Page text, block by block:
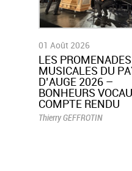
01 Août 2026
LES PROMENADES
MUSICALES DU
D’AUGE 2026 –
BONHEURS
COMPTE RENDU
Thierry GEFFROTIN